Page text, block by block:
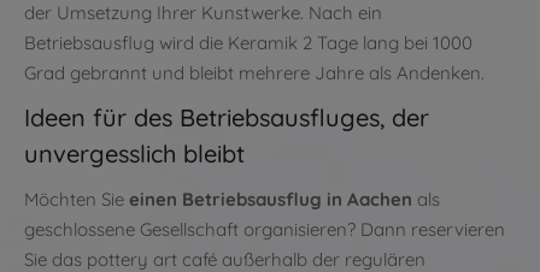
der Umsetzung Ihrer Kunstwerke. Nach ein
Betriebsausflug wird die Keramik 2 Tage lang bei 1000
Grad gebrannt und bleibt mehrere Jahre als Andenken.
Ideen für des Betriebsausfluges, der
unvergesslich bleibt
Möchten Sie einen Betriebsausflug in Aachen als
geschlossene Gesellschaft organisieren? Dann reservieren
Sie das pottery art café außerhalb der regulären